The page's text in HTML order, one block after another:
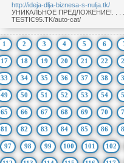
http://ideja-dlja-biznesa-s-nulja.tk/
УНИКАЛЬНОЕ ПРЕДЛОЖЕНИЕ!. . . .
TESTIC95.TK/auto-cat/
1 2 3 4 5 6
17 18 19 20 21 22
33 34 35 36 37 38
49 50 51 52 53 54
65 66 67 68 69 70
81 82 83 84 85 86
97 98 99 100 101 102